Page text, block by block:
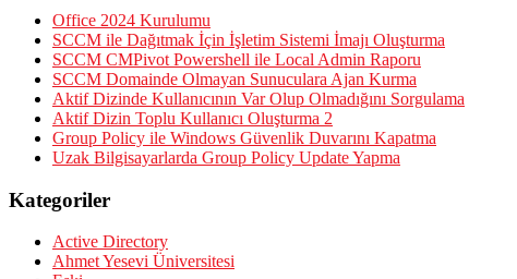
Office 2024 Kurulumu
SCCM ile Dağıtmak İçin İşletim Sistemi İmajı Oluşturma
SCCM CMPivot Powershell ile Local Admin Raporu
SCCM Domainde Olmayan Sunuculara Ajan Kurma
Aktif Dizinde Kullanıcının Var Olup Olmadığını Sorgulama
Aktif Dizin Toplu Kullanıcı Oluşturma 2
Group Policy ile Windows Güvenlik Duvarını Kapatma
Uzak Bilgisayarlarda Group Policy Update Yapma
Kategoriler
Active Directory
Ahmet Yesevi Üniversitesi